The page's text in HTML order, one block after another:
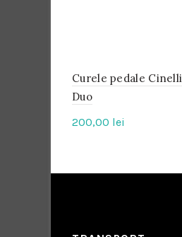
IN
STOC
Curele pedale Cinelli
Duo
200,00 lei